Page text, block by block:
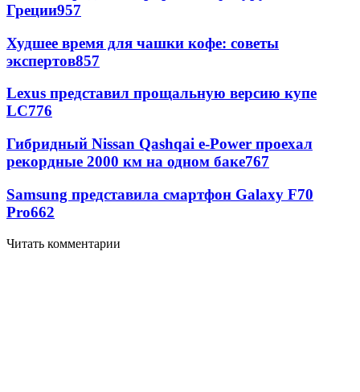
Греции957
Худшее время для чашки кофе: советы
экспертов857
Lexus представил прощальную версию купе
LC776
Гибридный Nissan Qashqai e-Power проехал
рекордные 2000 км на одном баке767
Samsung представила смартфон Galaxy F70
Pro662
Читать комментарии